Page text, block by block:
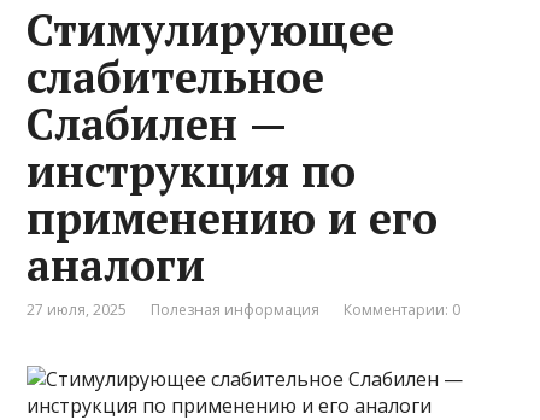
Стимулирующее
слабительное
Слабилен —
инструкция по
применению и его
аналоги
27 июля, 2025 Полезная информация Комментарии: 0